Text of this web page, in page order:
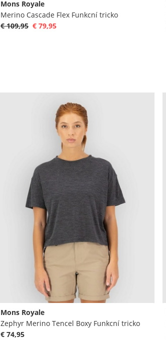
Mons Royale
Merino Cascade Flex Funkcní tricko
€ 109,95 € 79,95
Mons Royale
Zephyr Merino Tencel Boxy Funkcní tricko
€ 74,95